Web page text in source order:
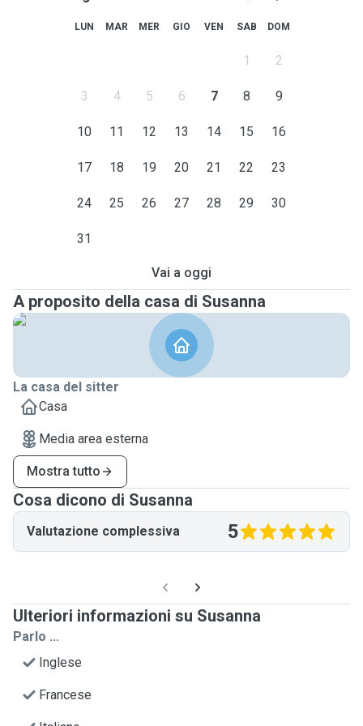
LUN MAR MER GIO VEN SAB DOM
1 2
3 4 5 6 7 8 9
10 11 12 13 14 15 16
17 18 19 20 21 22 23
24 25 26 27 28 29 30
31
Vai a oggi
A proposito della casa di Susanna
La casa del sitter
Casa
Media area esterna
Mostra tutto
Cosa dicono di Susanna
Valutazione complessiva 5
Ulteriori informazioni su Susanna
Parlo ...
Inglese
Francese